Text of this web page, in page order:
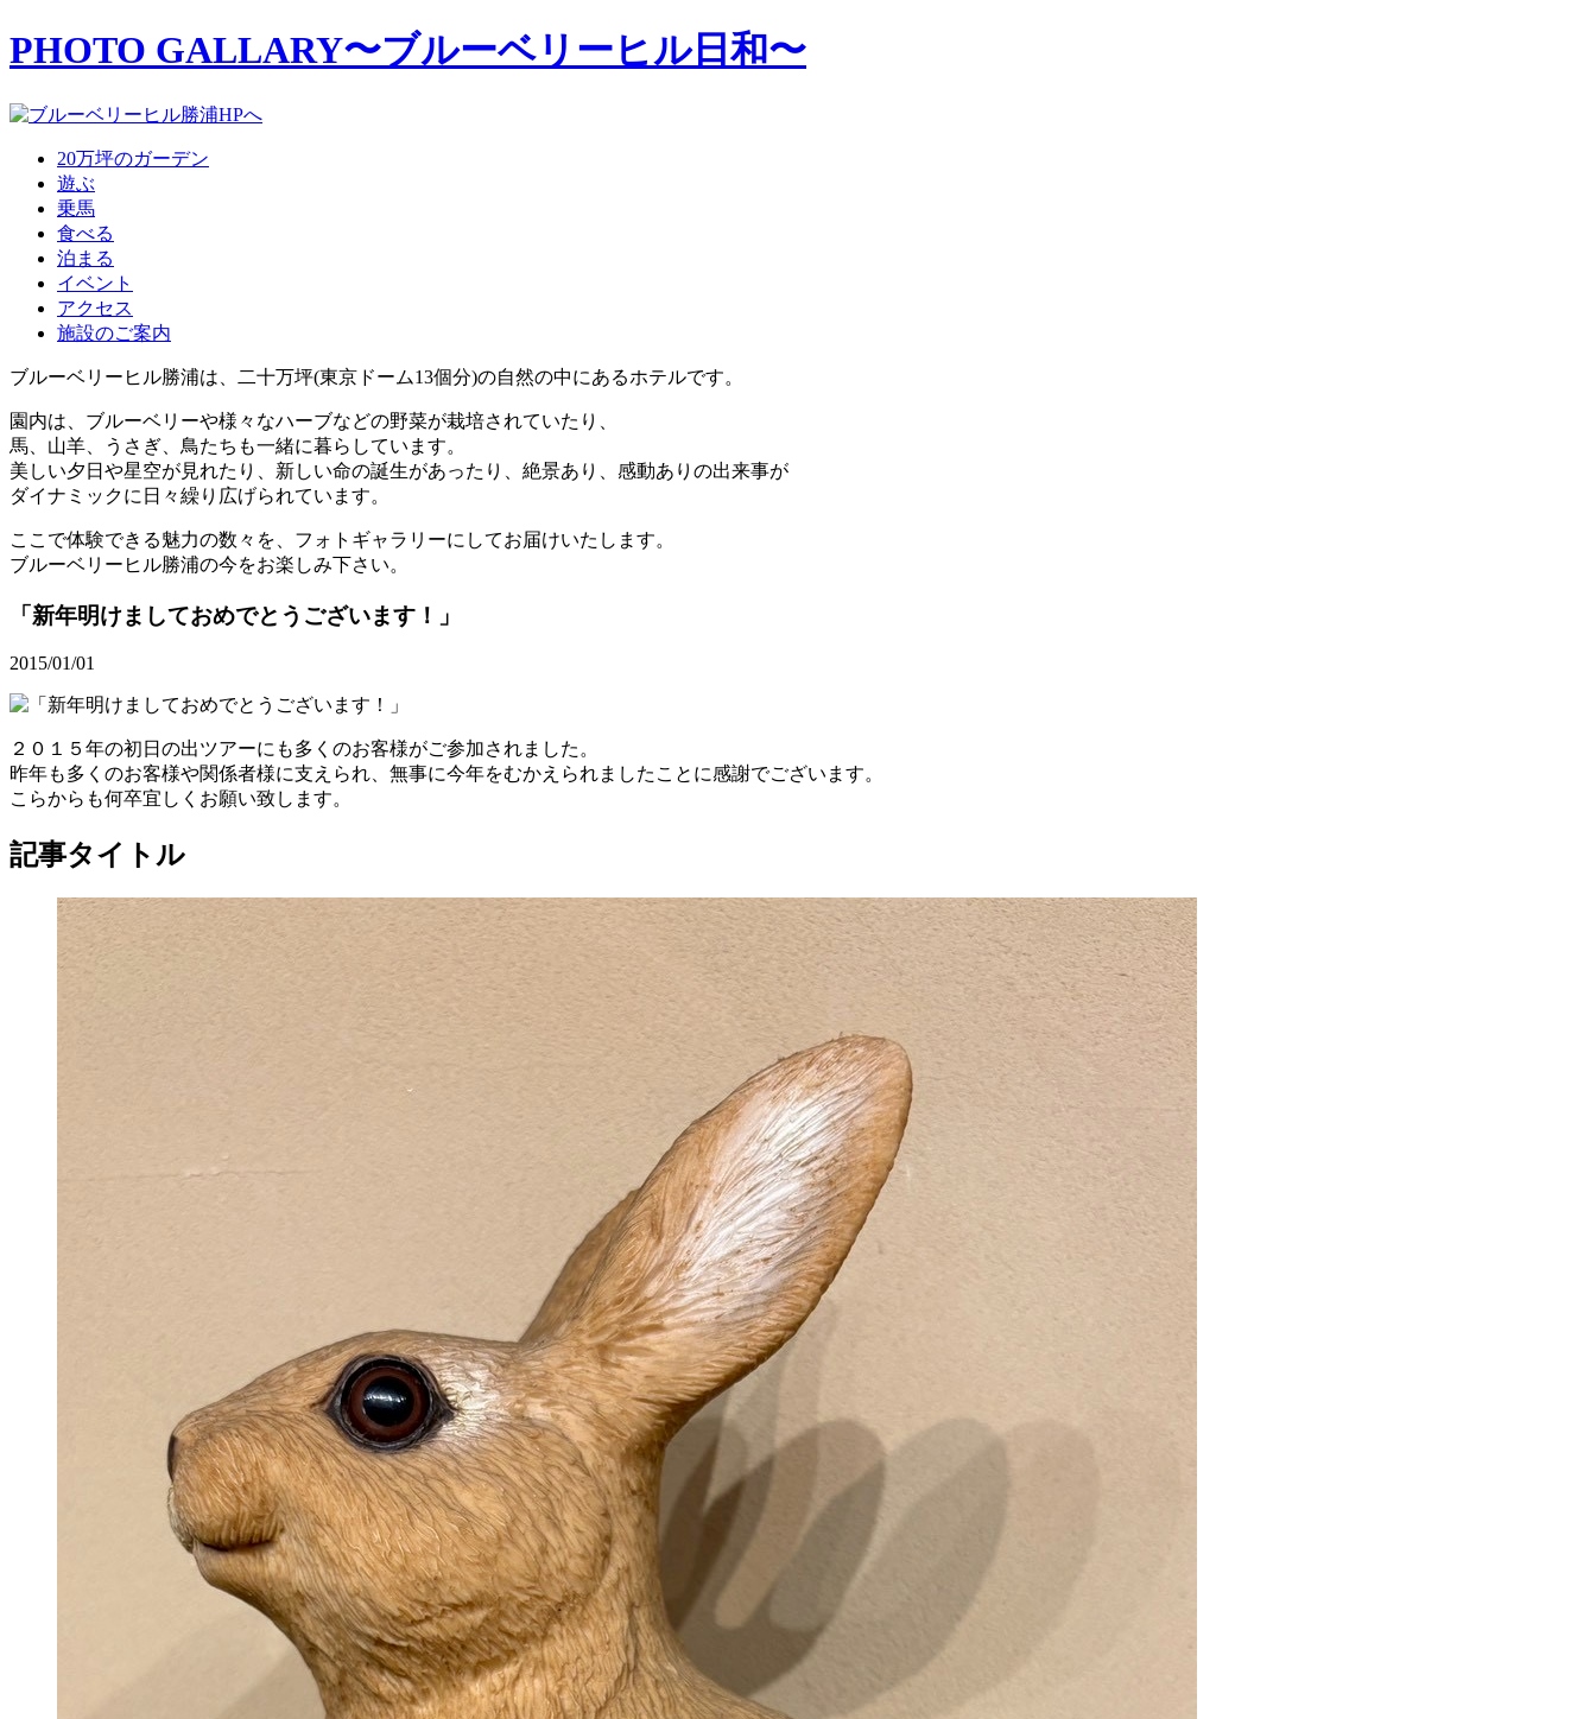
PHOTO GALLARY〜ブルーベリーヒル日和〜
20万坪のガーデン
遊ぶ
乗馬
食べる
泊まる
イベント
アクセス
施設のご案内
ブルーベリーヒル勝浦は、二十万坪(東京ドーム13個分)の自然の中にあるホテルです。
園内は、ブルーベリーや様々なハーブなどの野菜が栽培されていたり、
馬、山羊、うさぎ、鳥たちも一緒に暮らしています。
美しい夕日や星空が見れたり、新しい命の誕生があったり、絶景あり、感動ありの出来事が
ダイナミックに日々繰り広げられています。
ここで体験できる魅力の数々を、フォトギャラリーにしてお届けいたします。
ブルーベリーヒル勝浦の今をお楽しみ下さい。
「新年明けましておめでとうございます！」
2015/01/01
２０１５年の初日の出ツアーにも多くのお客様がご参加されました。
昨年も多くのお客様や関係者様に支えられ、無事に今年をむかえられましたことに感謝でございます。
こらからも何卒宜しくお願い致します。
記事タイトル